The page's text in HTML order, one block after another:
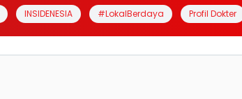
INSIDENESIA #LokalBerdaya Profil Dokter